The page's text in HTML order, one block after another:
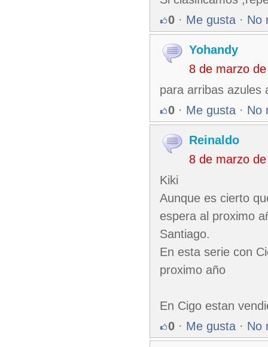
0 · Me gusta · No
Yohandy
8 de marzo
para arribas azules
0 · Me gusta · No
Reinaldo
8 de marzo
Kiki
Aunque es cierto
espera al proximo
Santiago.
En esta serie con
proximo año
En Cigo estan
0 · Me gusta · No